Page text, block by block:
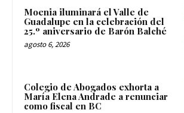
Moenia iluminará el Valle de
Guadalupe en la celebración del
25.º aniversario de Barón Balché
agosto 6, 2026
Colegio de Abogados exhorta a
María Elena Andrade a renunciar
como fiscal en BC